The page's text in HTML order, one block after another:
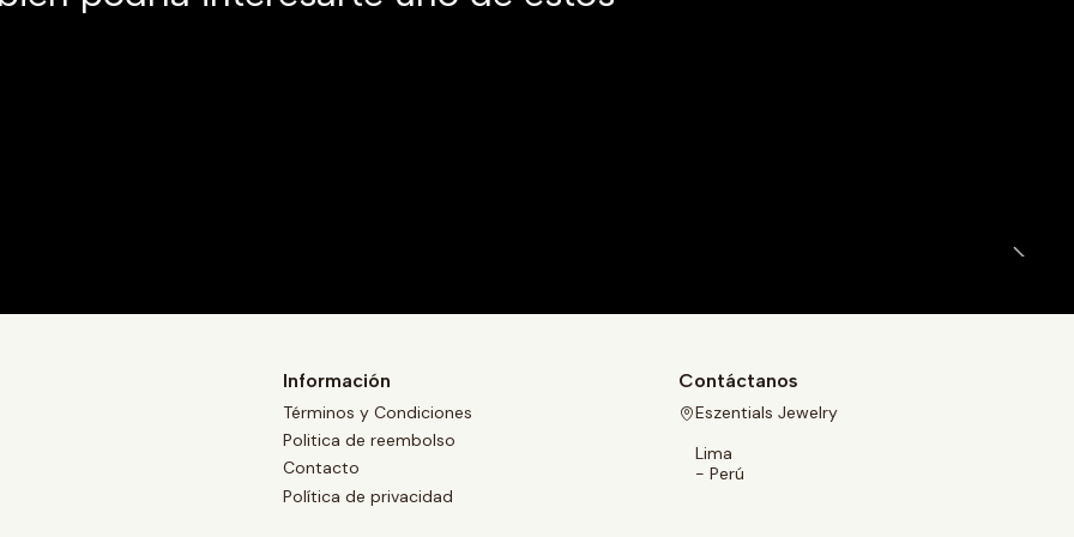
Información
Términos y Condiciones
Politica de reembolso
Contacto
Política de privacidad
Contáctanos
Eszentials Jewelry
Lima
- Perú